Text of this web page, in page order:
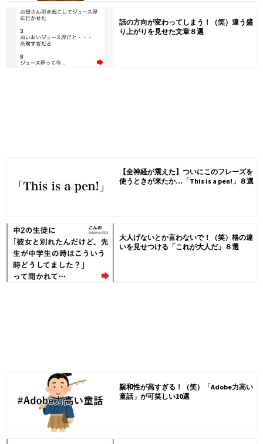
話の方向が変わってしまう！（笑）違う盛
り上がりを見せた文章８選
【全神経が震えた】ついにこのフレーズを
使うときが来たか…「This is a pen!」８選
大人げないとか言わないで！（笑）格の違
いを見せつける「これが大人だ」８選
親和性が高すぎる！（笑）「Adobe力高い
童話」が可笑しい10選